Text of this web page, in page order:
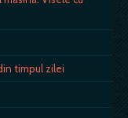
timpul zilei